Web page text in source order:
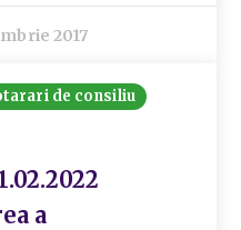
2017
de consiliu
a